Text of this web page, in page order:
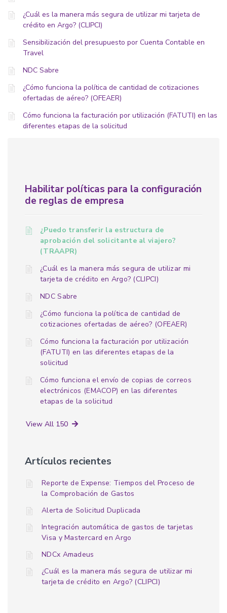
¿Cuál es la manera más segura de utilizar mi tarjeta de
crédito en Argo? (CLIPCI)
Sensibilización del presupuesto por Cuenta Contable en
Travel
NDC Sabre
¿Cómo funciona la política de cantidad de cotizaciones
ofertadas de aéreo? (OFEAER)
Cómo funciona la facturación por utilización (FATUTI) en las
diferentes etapas de la solicitud
Habilitar políticas para la configuración
de reglas de empresa
¿Puedo transferir la estructura de
aprobación del solicitante al viajero?
(TRAAPR)
¿Cuál es la manera más segura de utilizar mi
tarjeta de crédito en Argo? (CLIPCI)
NDC Sabre
¿Cómo funciona la política de cantidad de
cotizaciones ofertadas de aéreo? (OFEAER)
Cómo funciona la facturación por utilización
(FATUTI) en las diferentes etapas de la
solicitud
Cómo funciona el envío de copias de correos
electrónicos (EMACOP) en las diferentes
etapas de la solicitud
View All 150
Artículos recientes
Reporte de Expense: Tiempos del Proceso de
la Comprobación de Gastos
Alerta de Solicitud Duplicada
Integración automática de gastos de tarjetas
Visa y Mastercard en Argo
NDCx Amadeus
¿Cuál es la manera más segura de utilizar mi
tarjeta de crédito en Argo? (CLIPCI)